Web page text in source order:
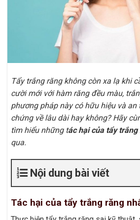
Tẩy trắng răng không còn xa lạ khi
cười mới với hàm răng đều màu,
phương pháp này có hữu hiệu và an
chứng về lâu dài hay không? Hãy
tìm hiểu những tác hại của tẩy trắng
qua.
Nội dung bài viết
Tác hại của tẩy trắng răng